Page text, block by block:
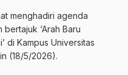
menghadiri agenda
‘Arah Baru
di Kampus Universitas
(18/5/2026).